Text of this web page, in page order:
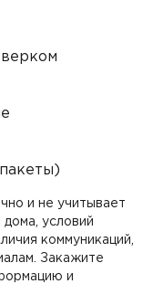
и не учитывает
условий
коммуникаций,
Закажите
и